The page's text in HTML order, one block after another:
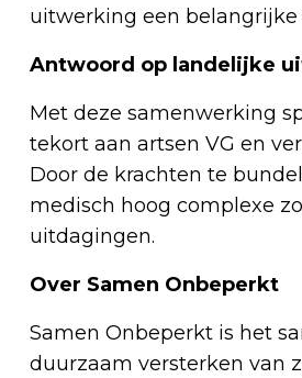
uitwerking een belangrijke
Antwoord op landelijke
Met deze samenwerking
tekort aan artsen VG en
Door de krachten te
medisch hoog complexe
uitdagingen.
Over Samen Onbeperkt
Samen Onbeperkt is het
duurzaam versterken van